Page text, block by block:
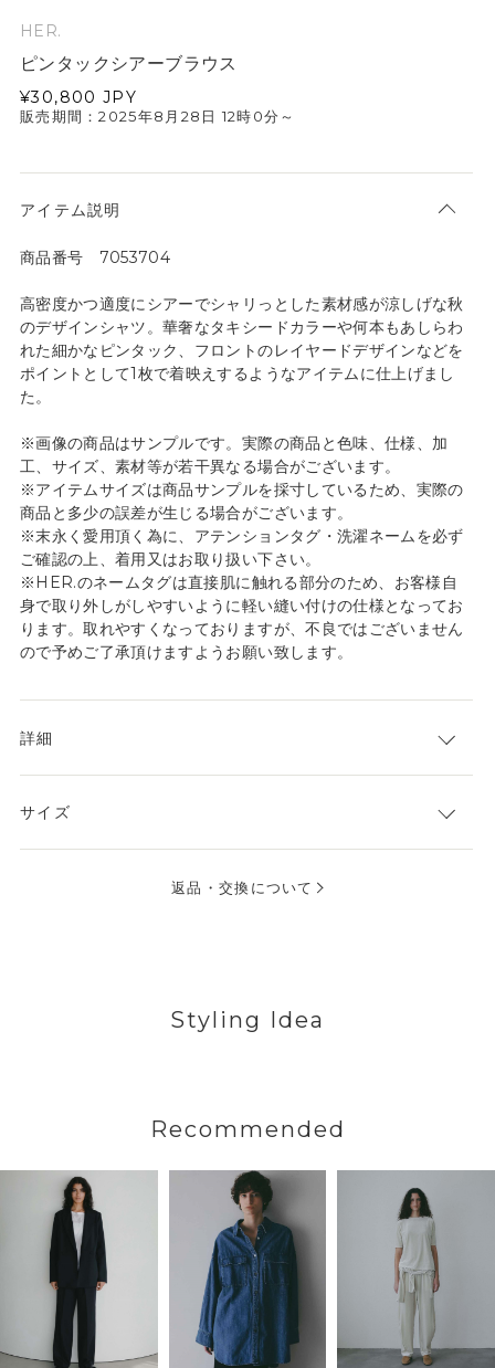
HER.
ピンタックシアーブラウス
¥30,800 JPY
販売期間：2025年8月28日 12時0分～
アイテム説明
商品番号 7053704
高密度かつ適度にシアーでシャリっとした素材感が涼しげな秋
のデザインシャツ。華奢なタキシードカラーや何本もあしらわ
れた細かなピンタック、フロントのレイヤードデザインなどを
ポイントとして1枚で着映えするようなアイテムに仕上げまし
た。
※画像の商品はサンプルです。実際の商品と色味、仕様、加
工、サイズ、素材等が若干異なる場合がございます。
※アイテムサイズは商品サンプルを採寸しているため、実際の
商品と多少の誤差が生じる場合がございます。
※末永く愛用頂く為に、アテンションタグ・洗濯ネームを必ず
ご確認の上、着用又はお取り扱い下さい。
※HER.のネームタグは直接肌に触れる部分のため、お客様自
身で取り外しがしやすいように軽い縫い付けの仕様となってお
ります。取れやすくなっておりますが、不良ではございません
ので予めご了承頂けますようお願い致します。
詳細
サイズ
返品・交換について
Styling Idea
Recommended